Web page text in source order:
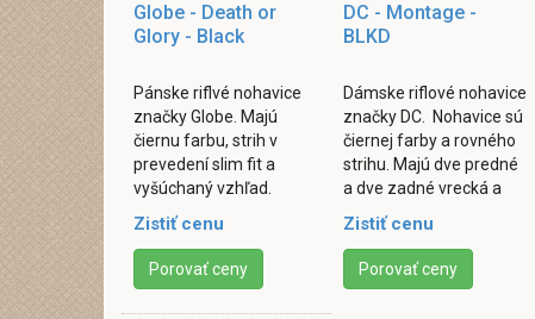
Globe - Death or
Glory - Black
Pánske riflvé nohavice
značky Globe. Majú
čiernu farbu, strih v
prevedení slim fit a
vyšúchaný vzhľad.
Vybavene sú dvomi
vreckami vpredu a
dvomi vzadu. Zapínanie
v rozparku ...
Zistiť cenu
Porovať ceny
DC - Montage -
BLKD
Dámske riflové nohavice
značky DC. Nohavice sú
čiernej farby a rovného
strihu. Majú dve predné
a dve zadné vrecká a
zapínanie gombíkom a
zipsom. Zloženie 99%
bavlna, 1% ...
Zistiť cenu
Porovať ceny